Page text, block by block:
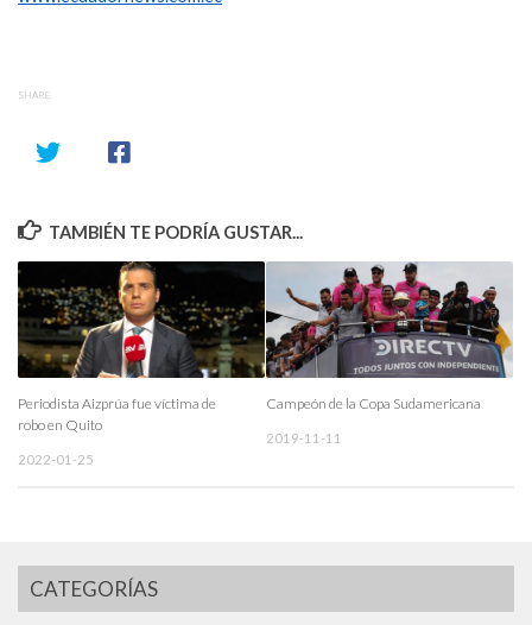
SHARE
TAMBIÉN TE PODRÍA GUSTAR...
Periodista Aizprúa fue víctima de
robo en Quito
2022-01-25
Campeón de la Copa Sudamericana
2019-11-11
CATEGORÍAS